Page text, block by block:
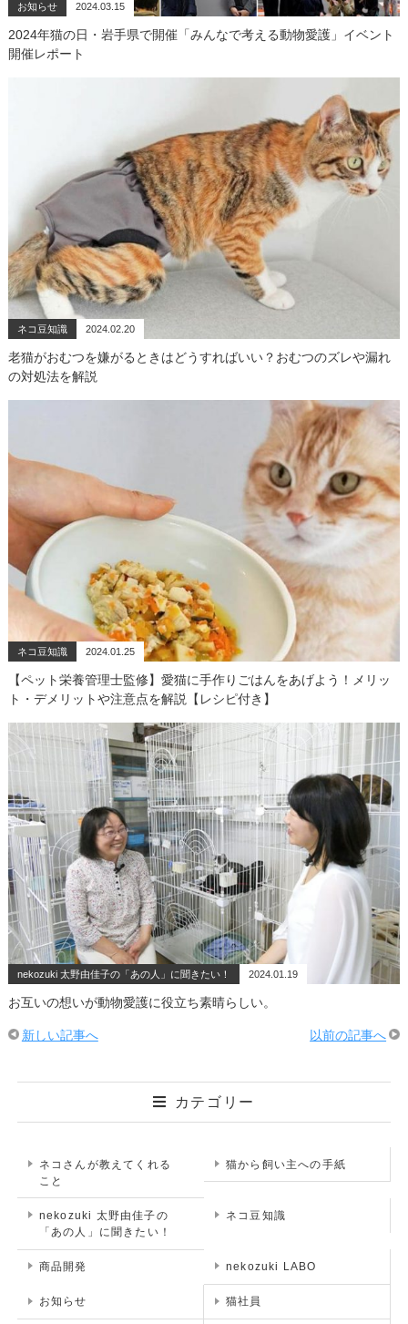
お知らせ 2024.03.15
2024年猫の日・岩手県で開催「みんなで考える動物愛護」イベント
開催レポート
ネコ豆知識 2024.02.20
老猫がおむつを嫌がるときはどうすればいい？おむつのズレや漏れ
の対処法を解説
ネコ豆知識 2024.01.25
【ペット栄養管理士監修】愛猫に手作りごはんをあげよう！メリッ
ト・デメリットや注意点を解説【レシピ付き】
nekozuki 太野由佳子の「あの人」に聞きたい！ 2024.01.19
お互いの想いが動物愛護に役立ち素晴らしい。
以前の記事へ
新しい記事へ
カテゴリー
ネコさんが教えてくれる
こと
猫から飼い主への手紙
nekozuki 太野由佳子の
「あの人」に聞きたい！
ネコ豆知識
商品開発 nekozuki LABO
お知らせ 猫社員